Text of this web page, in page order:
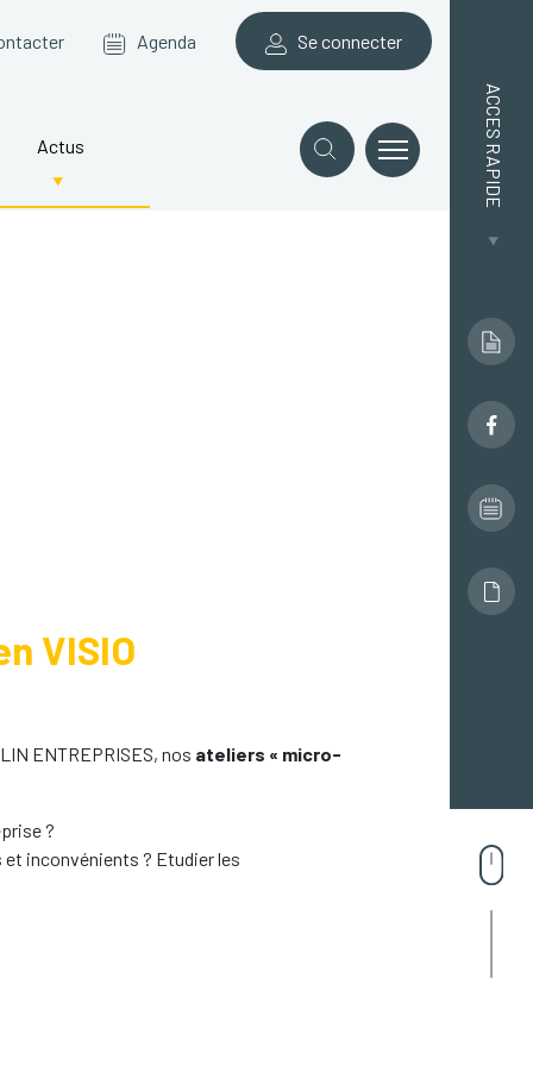
Agenda Se connecter
Actus ACCES RAPIDE
VISIO
ENTREPRISES, nos ateliers « micro-
?
et inconvénients ? Etudier les